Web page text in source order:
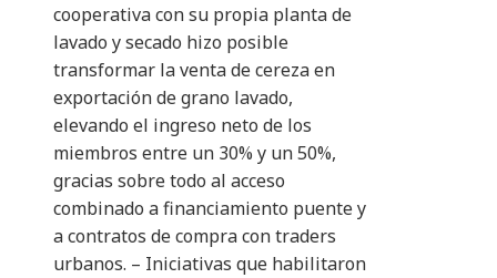
cooperativa con su propia planta de
lavado y secado hizo posible
transformar la venta de cereza en
exportación de grano lavado,
elevando el ingreso neto de los
miembros entre un 30% y un 50%,
gracias sobre todo al acceso
combinado a financiamiento puente y
a contratos de compra con traders
urbanos. – Iniciativas que habilitaron